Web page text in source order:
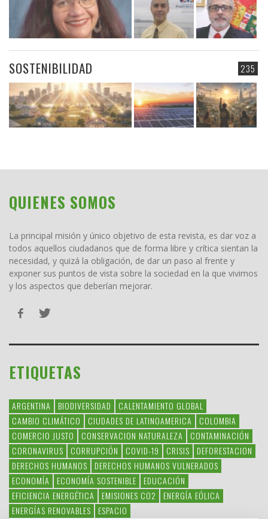
235
SOSTENIBILIDAD
QUIENES SOMOS
La principal misión y único objetivo de esta revista, es dar voz a
todos aquellos ciudadanos que de forma libre y crítica sientan la
necesidad, y quizá la obligación, de dar un paso al frente y
exponer sus puntos de vista sobre la sociedad en la que vivimos
y los aspectos que deberían mejorar.
ETIQUETAS
ARGENTINA BIODIVERSIDAD
CALENTAMIENTO GLOBAL
CAMBIO CLIMÁTICO
CIUDADES DE LATINOAMERICA
COLOMBIA
COMERCIO JUSTO
CONSERVACION NATURALEZA
CONTAMINACIÓN
CORONAVIRUS
CORRUPCIÓN COVID-19 CRISIS
DEFORESTACION
DERECHOS HUMANOS
DERECHOS HUMANOS VULNERADOS
ECONOMÍA
ECONOMÍA SOSTENIBLE
EDUCACIÓN
EFICIENCIA ENERGÉTICA
EMISIONES CO2
ENERGÍA EÓLICA
ENERGÍAS RENOVABLES
ESPACIO